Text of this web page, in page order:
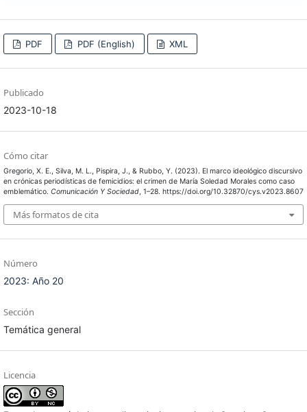
PDF PDF (English) XML
Publicado
2023-10-18
Cómo citar
Gregorio, X. E., Silva, M. L., Pispira, J., & Rubbo, Y. (2023). El marco ideológico discursivo
en crónicas periodísticas de femicidios: el crimen de María Soledad Morales como caso
emblemático. Comunicación Y Sociedad, 1–28. https://doi.org/10.32870/cys.v2023.8607
Más formatos de cita
Número
2023: Año 20
Sección
Temática general
Licencia